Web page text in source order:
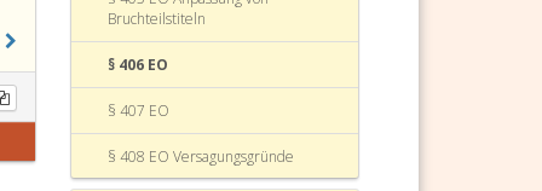
Bruchteilstiteln
§ 406 EO
§ 407 EO
§ 408 EO Versagungsgründe